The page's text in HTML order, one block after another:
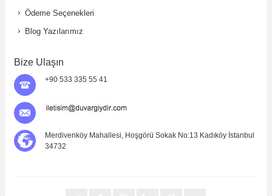
Ödeme Seçenekleri
Blog Yazılarımız
Bize Ulaşın
+90 533 335 55 41
Merdivenköy Mahallesi, Hoşgörü Sokak No:13 Kadıköy İstanbul
34732